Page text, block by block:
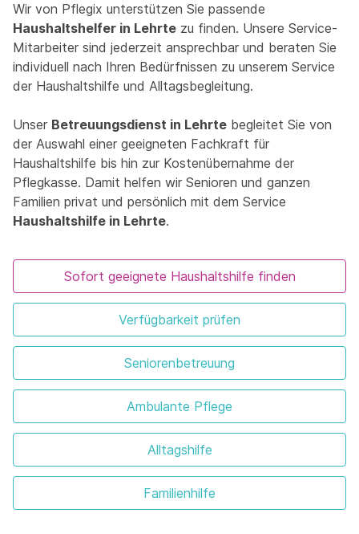
Wir von Pflegix unterstützen Sie passende
Haushaltshelfer in Lehrte zu finden. Unsere Service-
Mitarbeiter sind jederzeit ansprechbar und beraten Sie
individuell nach Ihren Bedürfnissen zu unserem Service
der Haushaltshilfe und Alltagsbegleitung.
Unser Betreuungsdienst in Lehrte begleitet Sie von
der Auswahl einer geeigneten Fachkraft für
Haushaltshilfe bis hin zur Kostenübernahme der
Pflegkasse. Damit helfen wir Senioren und ganzen
Familien privat und persönlich mit dem Service
Haushaltshilfe in Lehrte.
Sofort geeignete Haushaltshilfe finden
Verfügbarkeit prüfen
Seniorenbetreuung
Ambulante Pflege
Alltagshilfe
Familienhilfe